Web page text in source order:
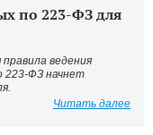
по 223-ФЗ для
ведения
223-ФЗ начнет
Читать далее